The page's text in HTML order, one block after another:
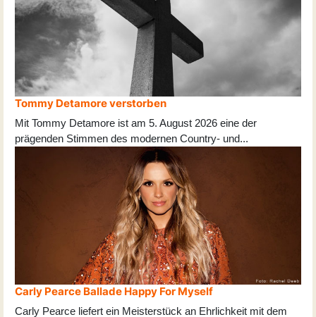
Tommy Detamore verstorben
Mit Tommy Detamore ist am 5. August 2026 eine der
prägenden Stimmen des modernen Country- und...
Carly Pearce Ballade Happy For Myself
Carly Pearce liefert ein Meisterstück an Ehrlichkeit mit dem